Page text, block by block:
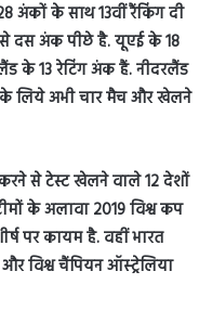
अंकों के साथ 13वीं रैंकिंग दी
दस अंक पीछे है. यूएई के 18
के 13 रेटिंग अंक हैं. नीदरलैंड
लिये अभी चार मैच और खेलने
से टेस्ट खेलने वाले 12 देशों
के अलावा 2019 विश्व कप
पर कायम है. वहीं भारत
विश्व चैंपियन ऑस्ट्रेलिया